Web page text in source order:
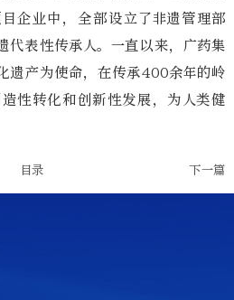
企业中，全部设立了非遗管理部
代表性传承人。一直以来，广药集
遗产为使命，在传承400余年的岭
性转化和创新性发展，为人类健
目录 下一篇